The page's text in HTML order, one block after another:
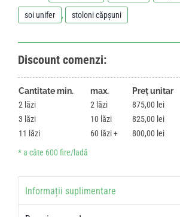
soi unifer , stoloni căpșuni
Discount comenzi:
Cantitate min. max.
Preț unitar
2
2 875,00 lei
3
10 825,00 lei
11
60 800,00 lei
Informații suplimentare